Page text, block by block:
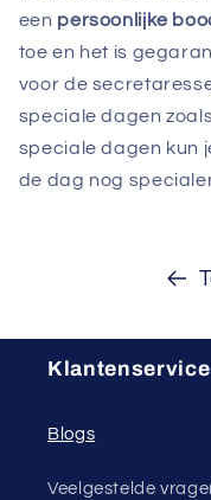
een persoonlijke
toe en het is
voor de
speciale dagen
speciale dagen kun
de dag nog
Klantenservice
Blogs
Veelgestelde